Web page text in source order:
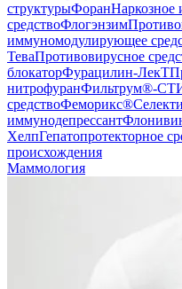
структурыФоранНаркозное
средствоФлогэнзим
иммуномодулирующее
ТеваПротивовирусное
блокаторФурацилин-ЛекТ
нитрофуранФильтрум®-
средствоФеморикс®
иммунодепрессант
ХелпГепатопротекторное
происхождения
Маммология